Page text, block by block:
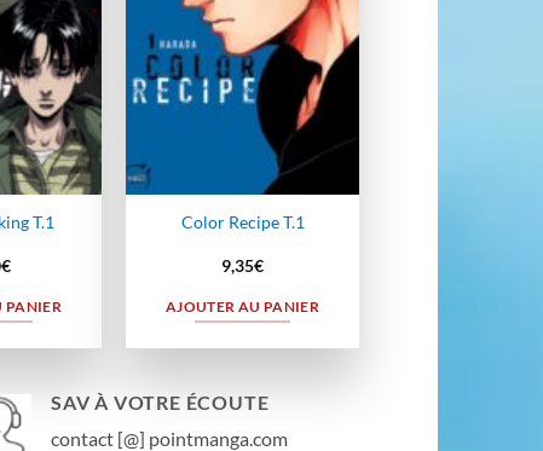
T.1
€
PANIER
Color Recipe T.1
9,35€
AJOUTER AU PANIER
SAV À VOTRE ÉCOUTE
contact [@] pointmanga.com